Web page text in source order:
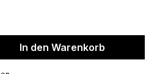
Gib den
In den Warenkorb